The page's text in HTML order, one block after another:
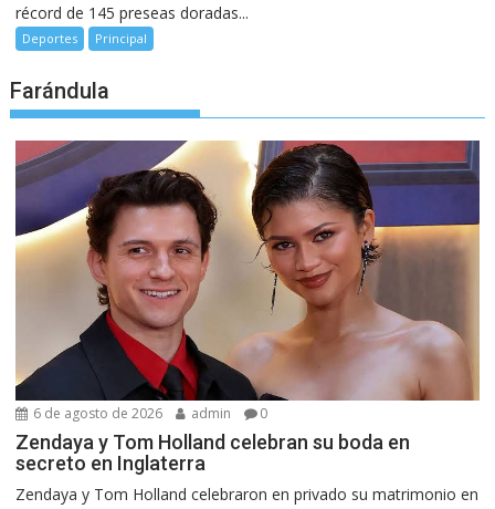
récord de 145 preseas doradas...
Deportes Principal
Farándula
6 de agosto de 2026 admin 0
Zendaya y Tom Holland celebran su boda en
secreto en Inglaterra
Zendaya y Tom Holland celebraron en privado su matrimonio en